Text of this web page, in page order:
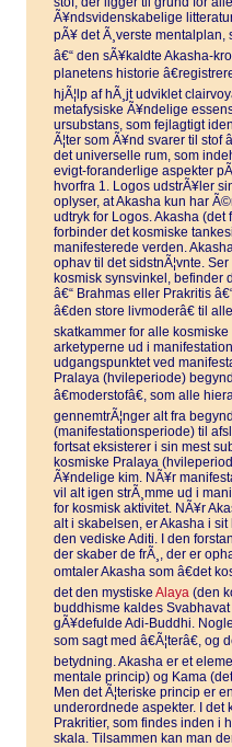
Ã¥ndsvidenskabelige
pÃ¥ det Ã¸verste mentalplan,
â€“ den sÃ¥kaldte Akasha-
planetens historie
hjÃ¦lp af hÃ¸jt udviklet
metafysiske Ã¥ndelige
ursubstans, som fejlagtigt
Ã¦ter som Ã¥nd svarer til stof
det universelle rum, som
evigt-foranderlige aspekter
hvorfra 1. Logos udstrÃ¥ler
oplyser, at Akasha kun har
udtryk for Logos. Akasha
forbinder det kosmiske
manifesterede verden.
ophav til det sidstnÃ¦vnte.
kosmisk synsvinkel,
â€“ Brahmas eller Prakritis
â€den store livmoderâ€ til
skatkammer for alle
arketyperne ud i
udgangspunktet ved
Pralaya (hvileperiode)
â€moderstofâ€, som alle
gennemtrÃ¦nger alt fra
(manifestationsperiode) til
fortsat eksisterer i sin mest
kosmiske Pralaya
Ã¥ndelige kim. NÃ¥r
vil alt igen strÃ¸mme ud i
for kosmisk aktivitet. NÃ¥r
alt i skabelsen, er Akasha i
den vediske Aditi. I den
der skaber de frÃ¸, der er
omtaler Akasha som â€det
det den mystiske Alaya (den
buddhisme kaldes
gÃ¥defulde Adi-Buddhi.
som sagt med â€Ã¦terâ€,
betydning. Akasha er et
mentale princip) og Kama
Men det Ã¦teriske princip er
underordnede aspekter. I det
Prakritier, som findes inden i
skala. Tilsammen kan man